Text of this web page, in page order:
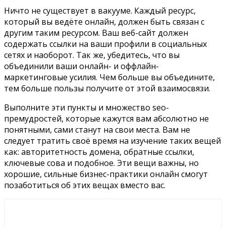
Ничто не существует в вакууме. Каждый ресурс,
который вы ведёте онлайн, должен быть связан с
другим таким ресурсом. Ваш веб-сайт должен
содержать ссылки на ваши профили в социальных
сетях и наоборот. Так же, убедитесь, что вы
объединили ваши онлайн- и оффлайн-
маркетинговые усилия. Чем больше вы объедините,
тем больше пользы получите от этой взаимосвязи.
Выполните эти пункты и множество seo-
премудростей, которые кажутся вам абсолютно не
понятными, сами станут на свои места. Вам не
следует тратить своё время на изучение таких вещей
как: авторитетность домена, обратные ссылки,
ключевые сова и подобное. Эти вещи важны, но
хорошие, сильные бизнес-практики онлайн смогут
позаботиться об этих вещах вместо вас.